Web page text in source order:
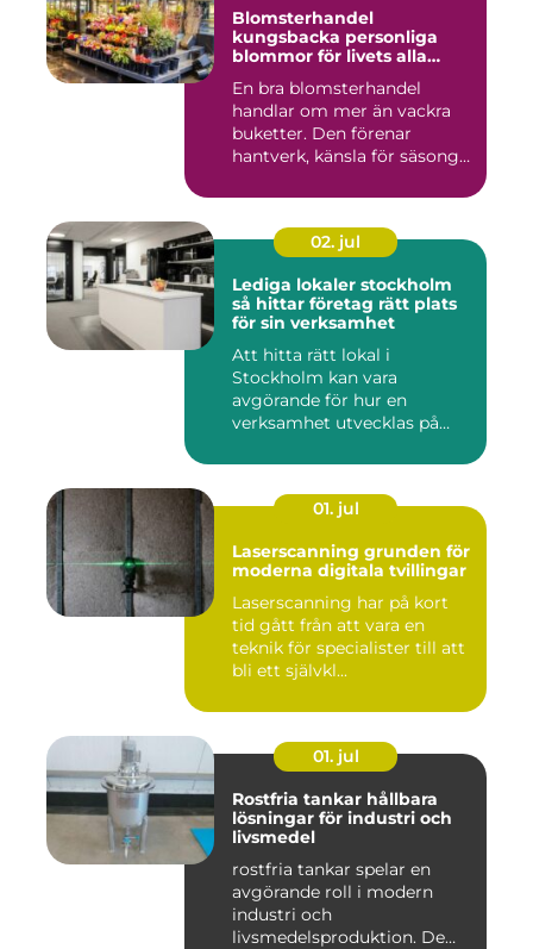
Blomsterhandel
kungsbacka personliga
blommor för livets alla
En bra blomsterhandel
handlar om mer än vackra
buketter. Den förenar
hantverk, känsla för säsong
02. jul
Lediga lokaler stockholm
så hittar företag rätt plats
för sin verksamhet
Att hitta rätt lokal i
Stockholm kan vara
avgörande för hur en
verksamhet utvecklas på
01. jul
Laserscanning grunden för
moderna digitala tvillingar
Laserscanning har på kort
tid gått från att vara en
teknik för specialister till att
bli ett självkl...
01. jul
Rostfria tankar hållbara
lösningar för industri och
livsmedel
rostfria tankar spelar en
avgörande roll i modern
industri och
livsmedelsproduktion. De